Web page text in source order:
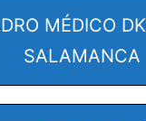
MÉDICO
SALAMANCA